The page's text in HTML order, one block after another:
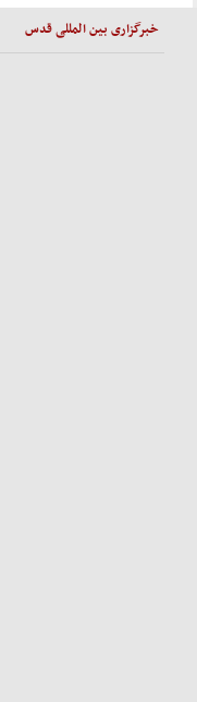
خبرگزاری بین المللی قدس